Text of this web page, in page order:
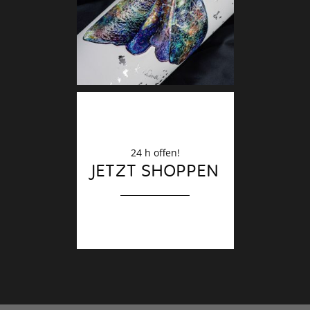
24 h offen!
JETZT SHOPPEN